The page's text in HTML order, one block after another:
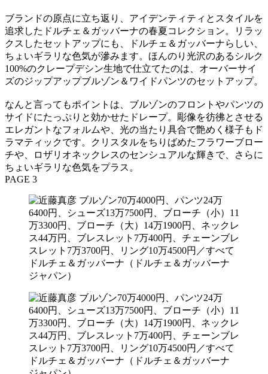
ブランドの原点に立ち返り、アイデンティティとスタイルを
追求したドルチェ＆ガッバーナの春夏コレクション。リラッ
クスしたセットアップにも、ドルチェ＆ガッバーナらしい、
ちょいギラリな色気が滲みます。ほんのり光沢のあるシルク
100%のクレープデシン生地で仕立てたのは、オーバーサイ
ズのジップアップブルゾン＆ワイドパンツのセットアップ。
なんと言ってもポイントは、ブルゾンのフロントやパンツの
サイドにたっぷりと効かせたドレープ。彫像を彷彿とさせる
エレガントなフォルムや、光の当たり具合で艶めく様子もド
ラマティックです。クリスタルをちりばめたフラワーブロー
チや、ロザリオネックレスのセンシュアルな輝きで、さらに
ちょいギラリな色気をプラス。
PAGE 3